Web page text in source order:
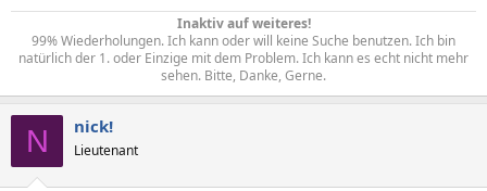
Inaktiv auf weiteres!
99% Wiederholungen. Ich kann oder will keine Suche benutzen. Ich bin
natürlich der 1. oder Einzige mit dem Problem. Ich kann es echt nicht mehr
sehen. Bitte, Danke, Gerne.​
N nick!
Lieutenant